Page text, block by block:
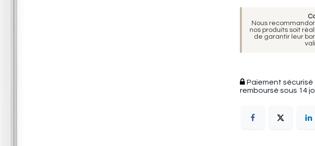
Nous
nos produits soit
de garantir leur
Paiement sécurisé
remboursé sous 14